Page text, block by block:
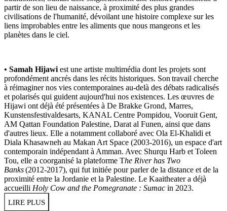
partir de son lieu de naissance, à proximité des plus grandes
civilisations de l'humanité, dévoilant une histoire complexe sur les
liens improbables entre les aliments que nous mangeons et les
planètes dans le ciel.
• Samah Hijawi est une artiste multimédia dont les projets sont
profondément ancrés dans les récits historiques. Son travail cherche
à réimaginer nos vies contemporaines au-delà des débats radicalisés
et polarisés qui guident aujourd'hui nos existences. Les œuvres de
Hijawi ont déjà été présentées à De Brakke Grond, Marres,
Kunstensfestivaldesarts, KANAL Centre Pompidou, Vooruit Gent,
AM Qattan Foundation Palestine, Darat al Funen, ainsi que dans
d'autres lieux. Elle a notamment collaboré avec Ola El-Khalidi et
Diala Khasawneh au Makan Art Space (2003-2016), un espace d'art
contemporain indépendant à Amman. Avec Shurqu Harb et Toleen
Tou, elle a coorganisé la plateforme The River has Two
Banks(2012-2017), qui fut initiée pour parler de la distance et de la
proximité entre la Jordanie et la Palestine. Le Kaaitheater a déjà
accueilli Holy Cow and the Pomegranate : Sumac in 2023.
LIRE PLUS